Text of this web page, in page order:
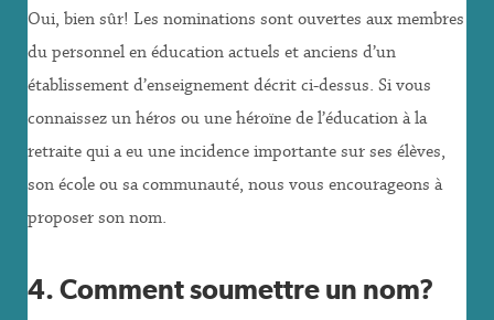
Oui, bien sûr! Les nominations sont ouvertes aux membres
du personnel en éducation actuels et anciens d’un
établissement d’enseignement décrit ci-dessus. Si vous
connaissez un héros ou une héroïne de l’éducation à la
retraite qui a eu une incidence importante sur ses élèves,
son école ou sa communauté, nous vous encourageons à
proposer son nom.
4. Comment soumettre un nom?